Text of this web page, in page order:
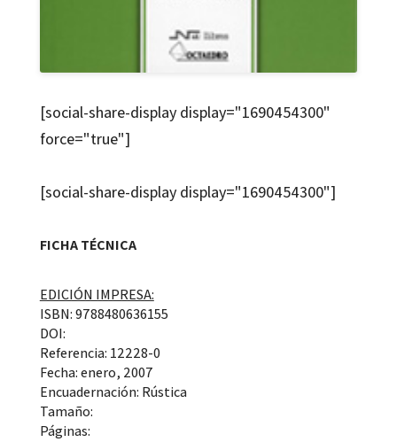
[social-share-display display="1690454300"
force="true"]
[social-share-display display="1690454300"]
FICHA TÉCNICA
EDICIÓN IMPRESA:
ISBN: 9788480636155
DOI:
Referencia: 12228-0
Fecha: enero, 2007
Encuadernación: Rústica
Tamaño:
Páginas: